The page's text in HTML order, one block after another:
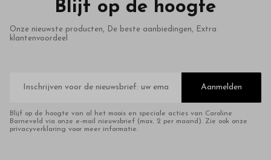
Blijf op de hoogte
Onze nieuwste producten, De beste aanbiedingen, Extra
klantenvoordeel
mailadres
Aanmelden
Blijf op de hoogte van al het moois en speciale acties van Caroline
Barneveld via onze e-mail nieuwsbrief (max. 2 per maand). Zie ook onze
privacyverklaring voor meer informatie.